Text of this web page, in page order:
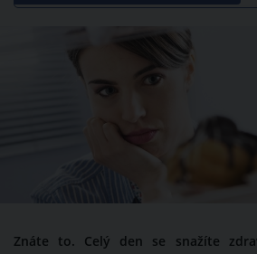
Znáte to. Celý den se snažíte